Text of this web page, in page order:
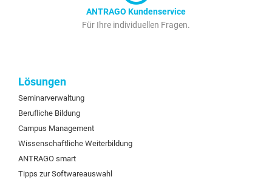
ANTRAGO Kundenservice
Für Ihre individuellen Fragen.
Lösungen
Seminarverwaltung
Berufliche Bildung
Campus Management
Wissenschaftliche Weiterbildung
ANTRAGO smart
Tipps zur Softwareauswahl